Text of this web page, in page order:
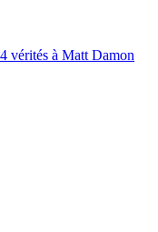
vérités à Matt Damon